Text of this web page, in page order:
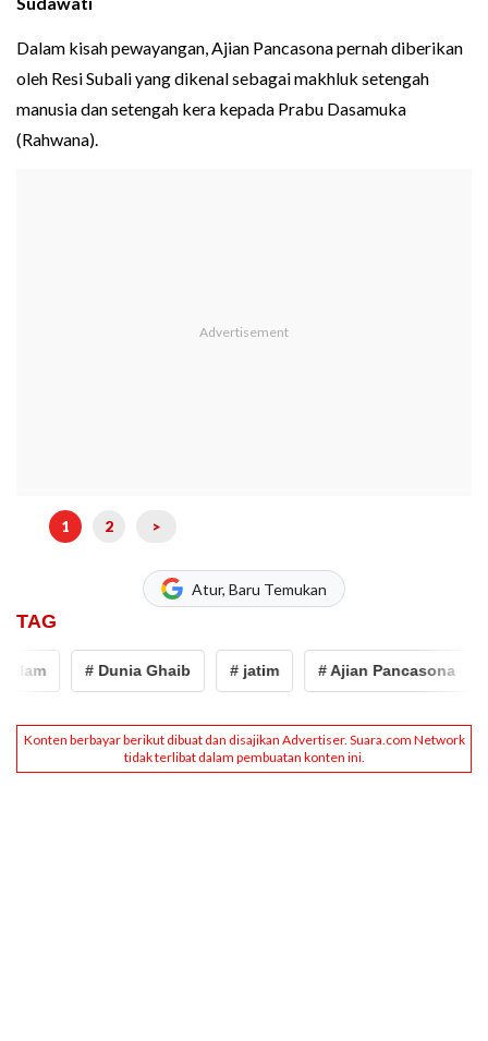
Dalam kisah pewayangan, Ajian Pancasona pernah diberikan
oleh Resi Subali yang dikenal sebagai makhluk setengah
manusia dan setengah kera kepada Prabu Dasamuka
(Rahwana).
1 2 >
Atur, Baru Temukan
TAG
# Dunia Ghaib # jatim # Ajian Pancasona